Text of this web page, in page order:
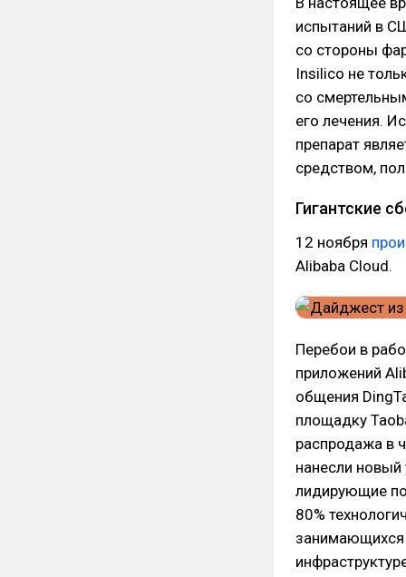
испытаний в
со стороны
Insilico не
со
его лечения.
препарат
средством,
Гигантские
12 ноября
Alibaba Cloud.
Перебои в
приложений
общения
площадку
распродажа в
нанесли новый
лидирующие
80%
занимающихся